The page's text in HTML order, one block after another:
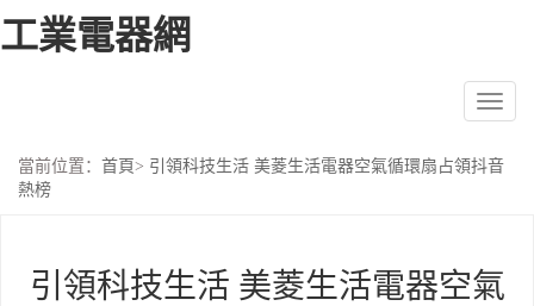
工業電器網
Toggle
當前位置： 首頁> 引領科技生活 美菱生活電器空氣循環扇占領抖音
熱榜
引領科技生活 美菱生活電器空氣